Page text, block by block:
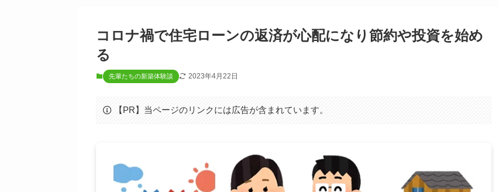
コロナ禍で住宅ローンの返済が心配になり節約や投資を始め
る
先輩たちの新築体験談 2023年4月22日
【PR】当ページのリンクには広告が含まれています。